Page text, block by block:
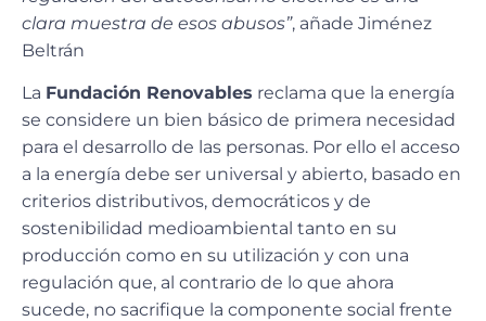
clara muestra de esos abusos”, añade Jiménez
Beltrán
La Fundación Renovables reclama que la energía
se considere un bien básico de primera necesidad
para el desarrollo de las personas. Por ello el acceso
a la energía debe ser universal y abierto, basado en
criterios distributivos, democráticos y de
sostenibilidad medioambiental tanto en su
producción como en su utilización y con una
regulación que, al contrario de lo que ahora
sucede, no sacrifique la componente social frente